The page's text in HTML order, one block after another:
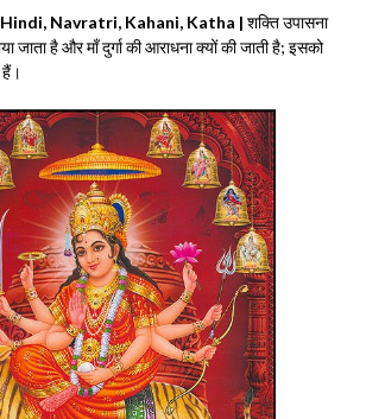
Navratri, Kahani, Katha | शक्ति उपासना
जाता है और माँ दुर्गा की आराधना क्यों की जाती है; इसको